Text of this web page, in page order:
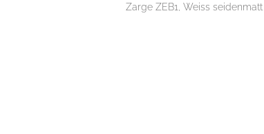
Zarge ZEB1, Weiss seidenmatt